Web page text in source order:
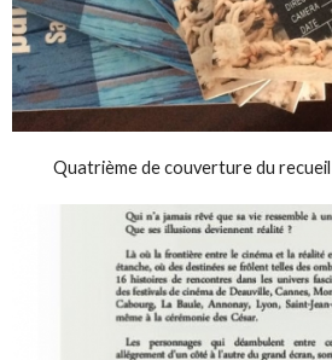
Quatrième de couverture du recueil